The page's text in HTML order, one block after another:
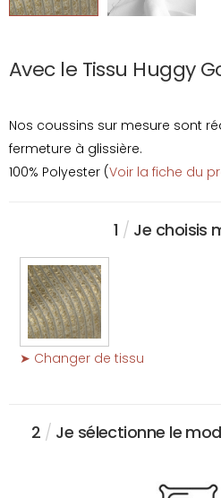
Avec le Tissu Huggy
Nos coussins sur mesure sont
fermeture à glissière.
100% Polyester (Voir la fiche du
1 / Je choisis
➤ Changer de tissu
2 / Je sélectionne le